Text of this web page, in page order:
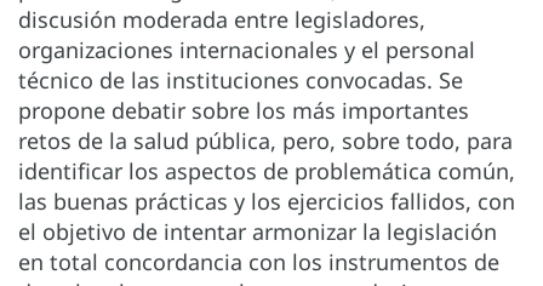
discusión moderada entre legisladores,
organizaciones internacionales y el personal
técnico de las instituciones convocadas. Se
propone debatir sobre los más importantes
retos de la salud pública, pero, sobre todo, para
identificar los aspectos de problemática común,
las buenas prácticas y los ejercicios fallidos, con
el objetivo de intentar armonizar la legislación
en total concordancia con los instrumentos de